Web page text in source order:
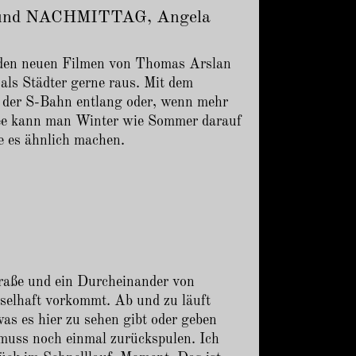
NACHMITTAG, Angela
neuen Filmen von Thomas Arslan
Städter gerne raus. Mit dem
S-Bahn entlang oder, wenn mehr
kann man Winter wie Sommer darauf
es ähnlich machen.
und ein Durcheinander von
vorkommt. Ab und zu läuft
es hier zu sehen gibt oder geben
noch einmal zurückspulen. Ich